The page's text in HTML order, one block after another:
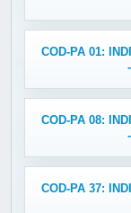
COD-PA 01:
COD-PA 08:
COD-PA 37: